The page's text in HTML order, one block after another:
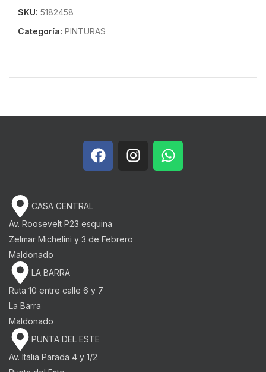
SKU: 5182458
Categoría: PINTURAS
CASA CENTRAL
Av. Roosevelt P23 esquina
Zelmar Michelini y 3 de Febrero​
Maldonado
LA BARRA
Ruta 10 entre calle 6 y 7
La Barra
Maldonado
PUNTA DEL ESTE
Av. Italia Parada 4 y 1/2